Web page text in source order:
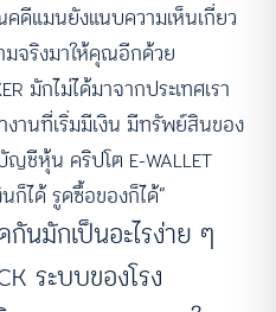
ดีแมนยังแนบความเห็นเกี่ยว
จริงมาให้คุณอีกด้วย
มักไม่ได้มาจากประเทศเรา
านที่เริ่มมีเงิน มีทรัพย์สินของ
ญชีหุ้น คริปโต E-WALLET
ก็ได้ รูดซื้อของก็ได้”
นมักเป็นอะไรง่าย ๆ
ระบบของโรง